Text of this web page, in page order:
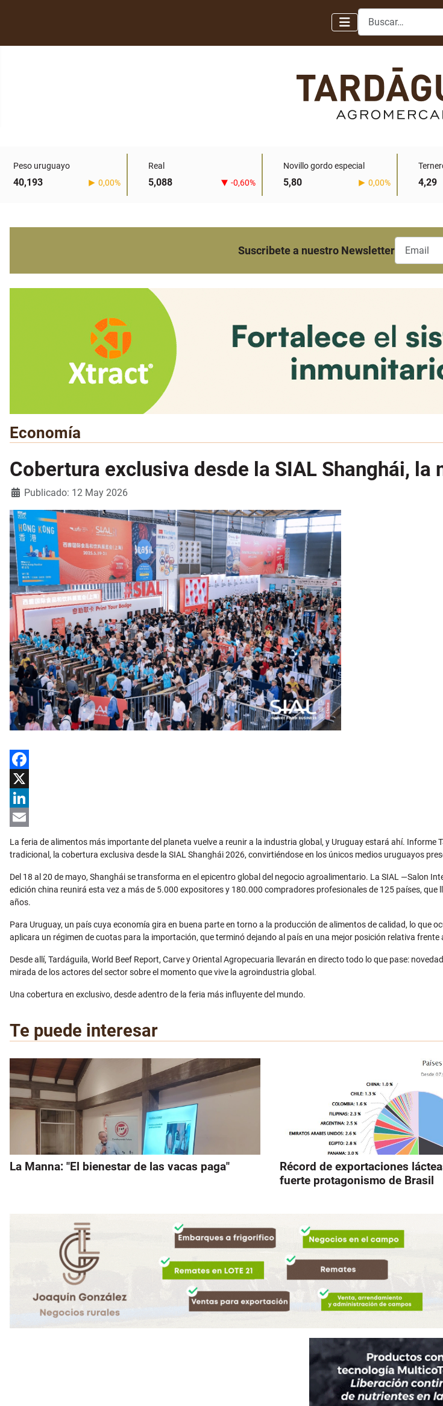
Buscar
Peso uruguayo
40,193 0,00%
Real
5,088 -0,60%
Novillo gordo especial
5,80 0,00% 4,29
Suscribete a nuestro Newsletter
Economía
Cobertura exclusiva desde la SIAL Shanghái,
Detalles
Publicado: 12 May 2026
Facebook
X
LinkedIn
Email
La feria de alimentos más importante del planeta vuelve a reunir a la industria global, y Uruguay estará ahí.
tradicional, la cobertura exclusiva desde la SIAL Shanghái 2026, convirtiéndose en los únicos medios uruguayos
Del 18 al 20 de mayo, Shanghái se transforma en el epicentro global del negocio agroalimentario. La SIAL —Salon
edición china reunirá esta vez a más de 5.000 expositores y 180.000 compradores profesionales de 125 países,
años.
Para Uruguay, un país cuya economía gira en buena parte en torno a la producción de alimentos de calidad, lo que
aplicara un régimen de cuotas para la importación, que terminó dejando al país en una mejor posición relativa
Desde allí, Tardáguila, World Beef Report, Carve y Oriental Agropecuaria llevarán en directo todo lo que pase:
mirada de los actores del sector sobre el momento que vive la agroindustria global.
Una cobertura en exclusivo, desde adentro de la feria más influyente del mundo.
Te puede interesar
La Manna: "El bienestar de las vacas paga"
Récord de exportaciones
fuerte protagonismo de Brasil